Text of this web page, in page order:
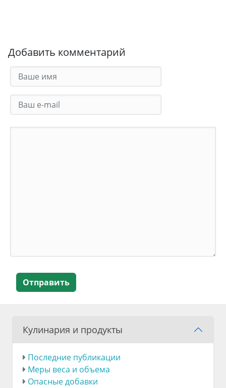
Добавить комментарий
Отправить
Кулинария и продукты
Последние публикации
Меры веса и объема
Опасные добавки